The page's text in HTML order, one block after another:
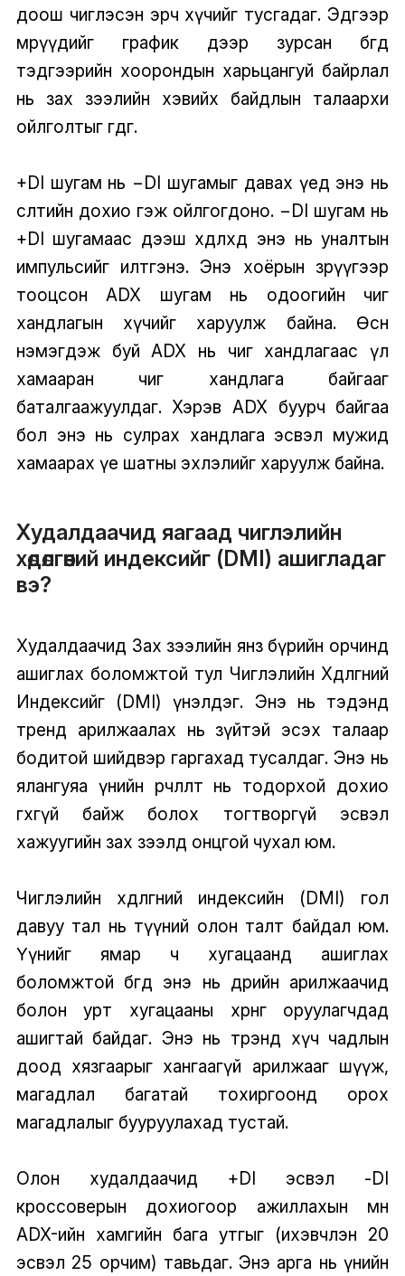
доош чиглэсэн эрч хүчийг тусгадаг. Эдгээр
мөрүүдийг график дээр зурсан бөгөөд
тэдгээрийн хоорондын харьцангуй байрлал
нь зах зээлийн хэвийх байдлын талаархи
ойлголтыг өгдөг.
+DI шугам нь −DI шугамыг давах үед энэ нь
өсөлтийн дохио гэж ойлгогдоно. −DI шугам нь
+DI шугамаас дээш хөдлөхөд энэ нь уналтын
импульсийг илтгэнэ. Энэ хоёрын зөрүүгээр
тооцсон ADX шугам нь одоогийн чиг
хандлагын хүчийг харуулж байна. Өсөн
нэмэгдэж буй ADX нь чиг хандлагаас үл
хамааран чиг хандлага байгааг
баталгаажуулдаг. Хэрэв ADX буурч байгаа
бол энэ нь сулрах хандлага эсвэл мужид
хамаарах үе шатны эхлэлийг харуулж байна.
Худалдаачид яагаад чиглэлийн
хөдөлгөөний индексийг (DMI) ашигладаг
вэ?
Худалдаачид Зах зээлийн янз бүрийн орчинд
ашиглах боломжтой тул Чиглэлийн Хөдөлгөөний
Индексийг (DMI) үнэлдэг. Энэ нь тэдэнд
тренд арилжаалах нь зүйтэй эсэх талаар
бодитой шийдвэр гаргахад тусалдаг. Энэ нь
ялангуяа үнийн өөрчлөлт нь тодорхой дохио
өгөхгүй байж болох тогтворгүй эсвэл
хажуугийн зах зээлд онцгой чухал юм.
Чиглэлийн хөдөлгөөний индексийн (DMI) гол
давуу тал нь түүний олон талт байдал юм.
Үүнийг ямар ч хугацаанд ашиглах
боломжтой бөгөөд энэ нь өдрийн арилжаачид
болон урт хугацааны хөрөнгө оруулагчдад
ашигтай байдаг. Энэ нь трэнд хүч чадлын
доод хязгаарыг хангаагүй арилжааг шүүж,
магадлал багатай тохиргоонд орох
магадлалыг бууруулахад тустай.
Олон худалдаачид +DI эсвэл -DI
кроссоверын дохиогоор ажиллахын өмнө
ADX-ийн хамгийн бага утгыг (ихэвчлэн 20
эсвэл 25 орчим) тавьдаг. Энэ арга нь үнийн